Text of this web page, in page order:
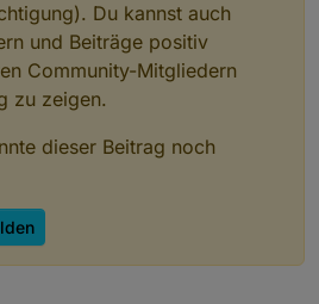
Du kannst auch
und Beiträge positiv
Community-Mitgliedern
zu zeigen.
dieser Beitrag noch